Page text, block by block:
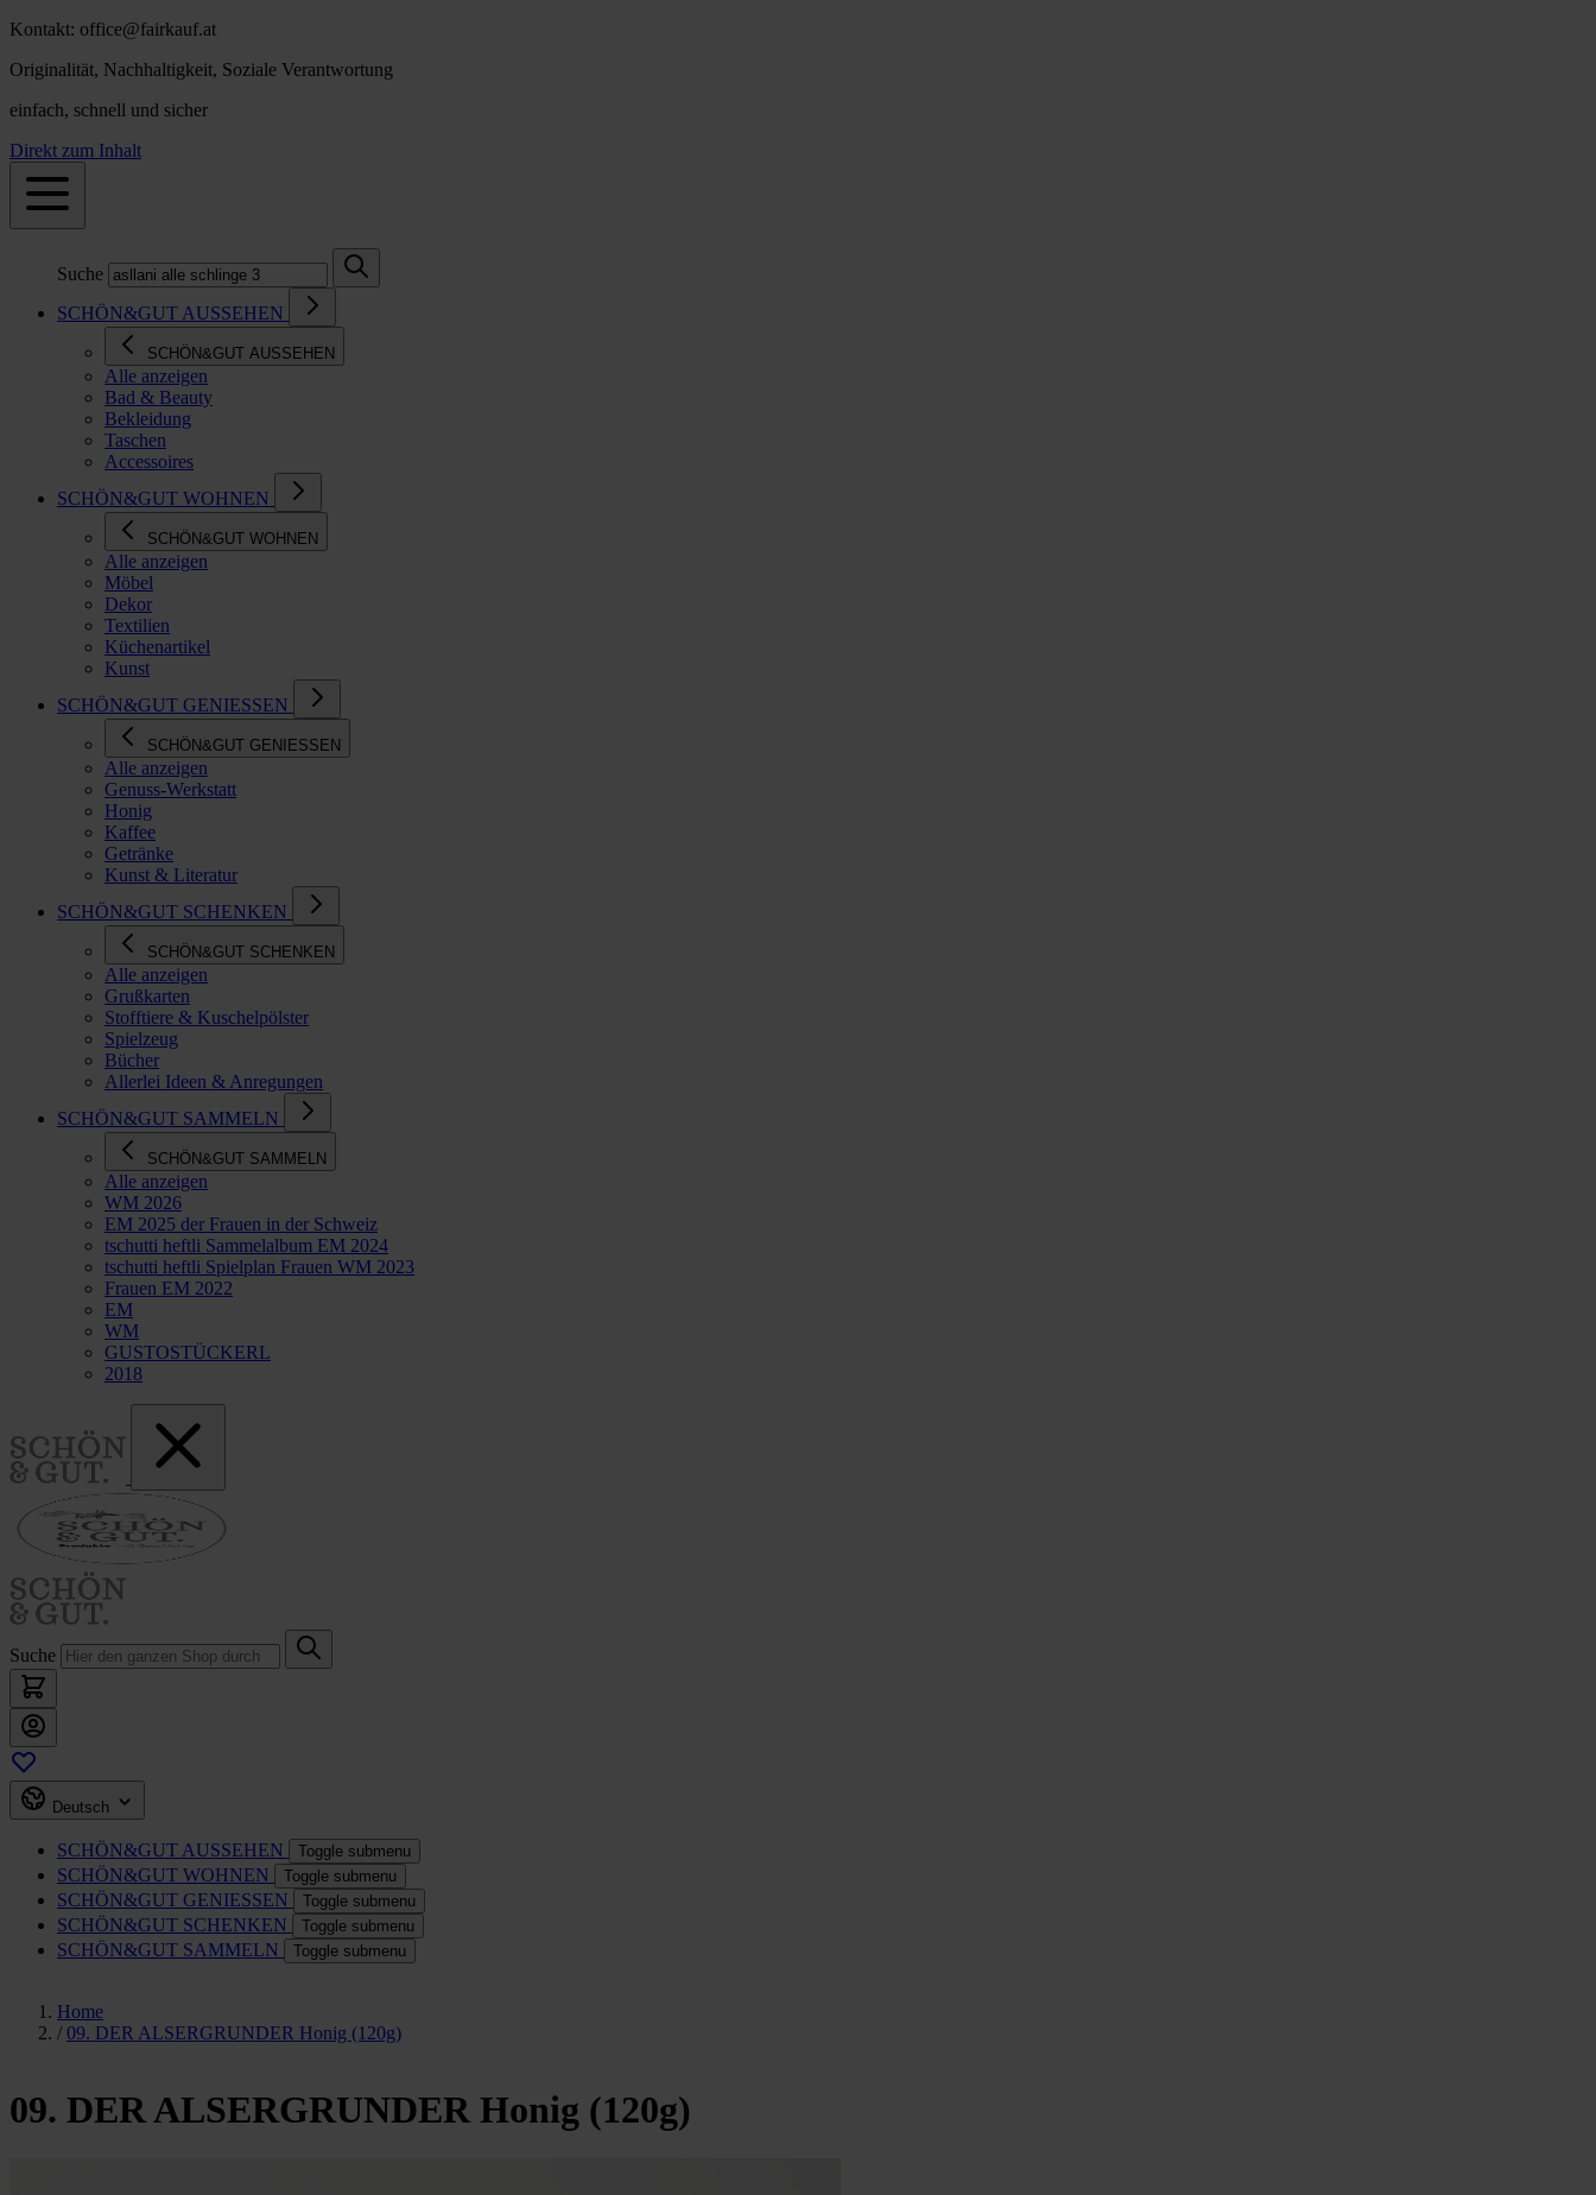
Kontakt: office@fairkauf.at
Originalität, Nachhaltigkeit, Soziale Verantwortung
einfach, schnell und sicher
Direkt zum Inhalt
Suche
SCHÖN&GUT AUSSEHEN
SCHÖN&GUT AUSSEHEN
Alle anzeigen
Bad & Beauty
Bekleidung
Taschen
Accessoires
SCHÖN&GUT WOHNEN
SCHÖN&GUT WOHNEN
Alle anzeigen
Möbel
Dekor
Textilien
Küchenartikel
Kunst
SCHÖN&GUT GENIESSEN
SCHÖN&GUT GENIESSEN
Alle anzeigen
Genuss-Werkstatt
Honig
Kaffee
Getränke
Kunst & Literatur
SCHÖN&GUT SCHENKEN
SCHÖN&GUT SCHENKEN
Alle anzeigen
Grußkarten
Stofftiere & Kuschelpölster
Spielzeug
Bücher
Allerlei Ideen & Anregungen
SCHÖN&GUT SAMMELN
SCHÖN&GUT SAMMELN
Alle anzeigen
WM 2026
EM 2025 der Frauen in der Schweiz
tschutti heftli Sammelalbum EM 2024
tschutti heftli Spielplan Frauen WM 2023
Frauen EM 2022
EM
WM
GUSTOSTÜCKERL
2018
Suche
Deutsch
SCHÖN&GUT AUSSEHEN Toggle submenu
SCHÖN&GUT WOHNEN Toggle submenu
SCHÖN&GUT GENIESSEN Toggle submenu
SCHÖN&GUT SCHENKEN Toggle submenu
SCHÖN&GUT SAMMELN Toggle submenu
Home
/ 09. DER ALSERGRUNDER Honig (120g)
09. DER ALSERGRUNDER Honig (120g)